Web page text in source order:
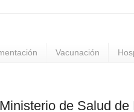
Vacunación
de Salud